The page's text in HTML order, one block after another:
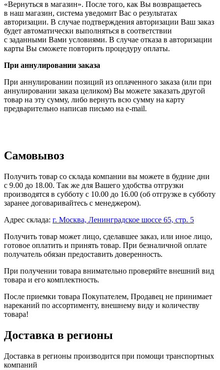
«Вернуться в магазин». После того, как Вы возвращаетесь
в наш магазин, система уведомит Вас о результатах
авторизации. В случае подтверждения авторизации Ваш заказ
будет автоматически выполняться в соответствии
с заданными Вами условиями. В случае отказа в авторизации
карты Вы сможете повторить процедуру оплаты.
При аннулировании заказа
При аннулировании позиций из оплаченного заказа (или при
аннулировании заказа целиком) Вы можете заказать другой
товар на эту сумму, либо вернуть всю сумму на карту
предварительно написав письмо на e-mail.
Самовывоз
Получить товар со склада компании вы можете в будние дни
с 9.00 до 18.00. Так же для Вашего удобства отгрузки
производятся в субботу с 10.00 до 16.00 (об отгрузке в субботу
заранее договаривайтесь с менеджером).
Адрес склада: г. Москва, Ленинградское шоссе 65, стр. 5
Получить товар может лицо, сделавшее заказ, или иное лицо,
готовое оплатить и принять товар. При безналичной оплате
получатель обязан предоставить доверенность.
При получении товара внимательно проверяйте внешний вид
товара и его комплектность.
После приемки товара Покупателем, Продавец не принимает
нареканий по ассортименту, внешнему виду и количеству
товара!
Доставка в регионы
Доставка в регионы производится при помощи транспортных
компаний